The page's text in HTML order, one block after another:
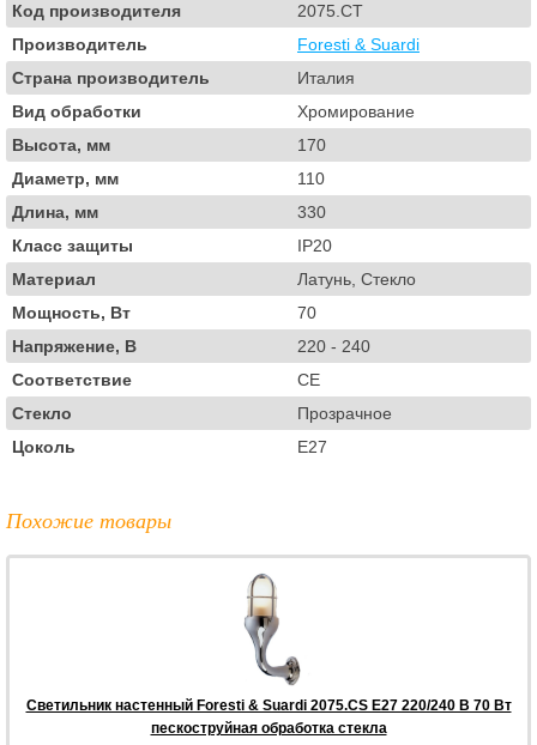
Код производителя
2075.CT
Производитель
Foresti & Suardi
Страна производитель
Италия
Вид обработки
Хромирование
Высота, мм
170
Диаметр, мм
110
Длина, мм
330
Класс защиты
IP20
Материал
Латунь, Стекло
Мощность, Вт
70
Напряжение, В
220 - 240
Соответствие
CE
Стекло
Прозрачное
Цоколь
E27
Похожие товары
Светильник настенный Foresti & Suardi 2075.CS E27 220/240 B 70 Вт
пескоструйная обработка стекла